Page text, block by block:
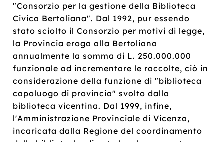
"Consorzio per la gestione della Biblioteca
Civica Bertoliana". Dal 1992, pur essendo
stato sciolto il Consorzio per motivi di legge,
la Provincia eroga alla Bertoliana
annualmente la somma di L. 250.000.000
funzionale ad incrementare le raccolte, ciò in
considerazione della funzione di "biblioteca
capoluogo di provincia" svolto dalla
biblioteca vicentina. Dal 1999, infine,
l'Amministrazione Provinciale di Vicenza,
incaricata dalla Regione del coordinamento